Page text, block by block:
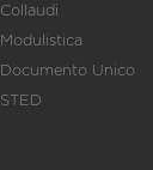
Collaudi
Modulistica
Documento Unico
STED